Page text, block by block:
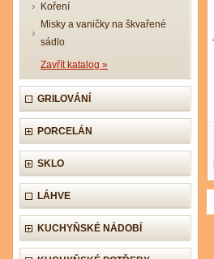
Koření
Misky a vaničky na škvařené
sádlo
Zavřít katalog »
GRILOVÁNÍ
PORCELÁN
SKLO
LÁHVE
KUCHYŇSKÉ NÁDOBÍ